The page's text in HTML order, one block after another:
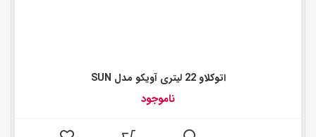
اتوکلاو 22 لیتری آویکو مدل SUN
ناموجود